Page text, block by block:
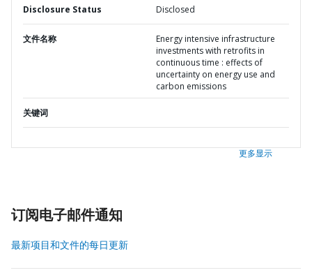
Disclosure Status Disclosed
文件名称
Energy intensive infrastructure
investments with retrofits in
continuous time : effects of
uncertainty on energy use and
carbon emissions
关键词
更多显示
订阅电子邮件通知
最新项目和文件的每日更新